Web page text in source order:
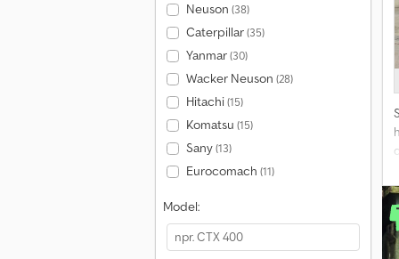
Neuson (38)
Caterpillar(35)
Yanmar(30)
Wacker Neuson (28)
Hitachi(15)
Komatsu (15)
Sany(13)
Eurocomach (11)
Model: